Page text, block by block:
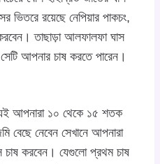
ভিতরে রয়েছে নেপিয়ার পাকচং,
তাছাড়া আলফালফা ঘাস
আপনার চাষ করতে পারেন।
আপনারা ১০ থেকে ১৫ শতক
বেছে নেবেন সেখানে আপনারা
চাষ করবেন। যেগুলো প্রথম চাষ